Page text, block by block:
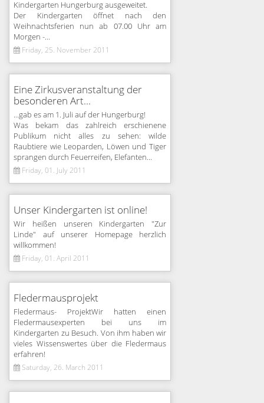
Kindergarten Hungerburg ausgeweitet.
Der Kindergarten öffnet nach den
Weihnachtsferien nun ab 07.00 Uhr am
Morgen -...
Friday, 25. November 2011
Eine Zirkusveranstaltung der
besonderen Art...
...gab es am 1. Juli auf der Hungerburg!
Was bekam das zahlreich erschienene
Publikum nicht alles zu sehen: wilde
Raubtiere wie Leoparden, Löwen und Tiger
sprangen durch Feuerreifen, Elefanten...
Friday, 01. July 2011
Unser Kindergarten ist online!
Wir heißen unseren Kindergarten "Zur
Linde" auf unserer Homepage herzlich
willkommen!
Friday, 01. April 2011
Fledermausprojekt
Fledermaus- ProjektWir hatten einen
Fledermausexperten bei uns im
Kindergarten zu Besuch. Von ihm haben wir
vieles Wissenswertes über die Fledermaus
erfahren!
Saturday, 26. March 2011